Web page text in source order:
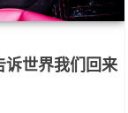
诉世界我们回来